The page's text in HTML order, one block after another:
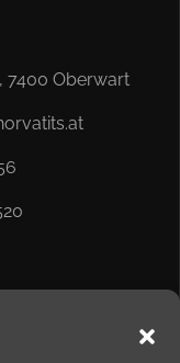
7400 Oberwart